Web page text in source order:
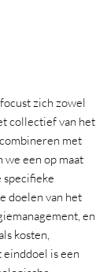
zich zowel
collectief van het
met
we een op maat
specifieke
doelen van het
en
kosten,
is een